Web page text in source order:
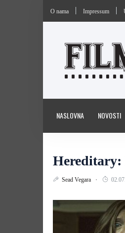
O nama Impressum
NASLOVNA NOVOSTI
Hereditary:
Sead Vegara